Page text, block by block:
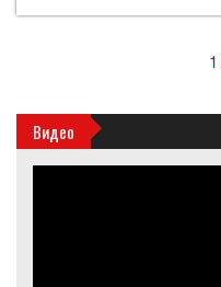
1
Видео